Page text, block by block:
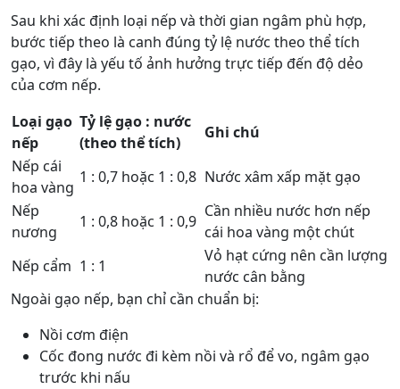
Sau khi xác định loại nếp và thời gian ngâm phù hợp,
bước tiếp theo là canh đúng tỷ lệ nước theo thể tích
gạo, vì đây là yếu tố ảnh hưởng trực tiếp đến độ dẻo
của cơm nếp.
Loại gạo
nếp
Tỷ lệ gạo : nước
(theo thể tích)
Ghi chú
Nếp cái
hoa vàng
1 : 0,7 hoặc 1 : 0,8 Nước xâm xấp mặt gạo
Nếp
nương
1 : 0,8 hoặc 1 : 0,9
Cần nhiều nước hơn nếp
cái hoa vàng một chút
Nếp cẩm 1 : 1
Vỏ hạt cứng nên cần lượng
nước cân bằng
Ngoài gạo nếp, bạn chỉ cần chuẩn bị:
Nồi cơm điện
Cốc đong nước đi kèm nồi và rổ để vo, ngâm gạo
trước khi nấu